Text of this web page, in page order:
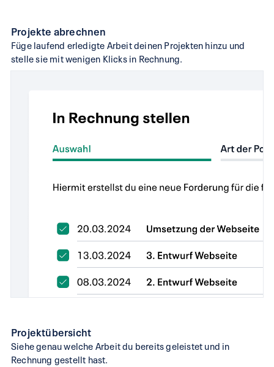
Projekte abrechnen
Füge laufend erledigte Arbeit deinen Projekten hinzu und
stelle sie mit wenigen Klicks in Rechnung.
Projektübersicht
Siehe genau welche Arbeit du bereits geleistet und in
Rechnung gestellt hast.